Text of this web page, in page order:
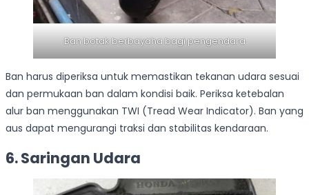
Ban botak berbayaha bagi pengendara
Ban harus diperiksa untuk memastikan tekanan udara sesuai
dan permukaan ban dalam kondisi baik. Periksa ketebalan
alur ban menggunakan TWI (Tread Wear Indicator). Ban yang
aus dapat mengurangi traksi dan stabilitas kendaraan.
6.Saringan Udara